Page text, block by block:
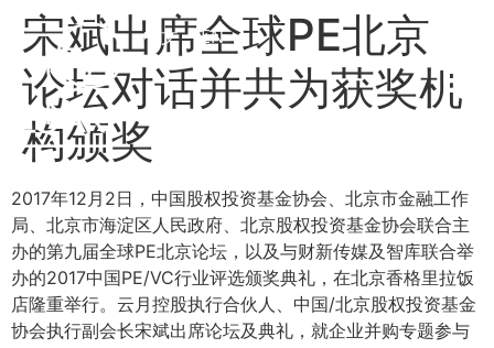
中文 EN
宋斌出席全球PE北京
论坛对话并共为获奖机
构颁奖
2017年12月2日，中国股权投资基金协会、北京市金融工作
局、北京市海淀区人民政府、北京股权投资基金协会联合主
办的第九届全球PE北京论坛，以及与财新传媒及智库联合举
办的2017中国PE/VC行业评选颁奖典礼，在北京香格里拉饭
店隆重举行。云月控股执行合伙人、中国/北京股权投资基金
协会执行副会长宋斌出席论坛及典礼，就企业并购专题参与